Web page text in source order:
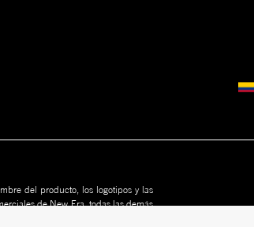
del producto, los logotipos y las
de New Era, todas las demás